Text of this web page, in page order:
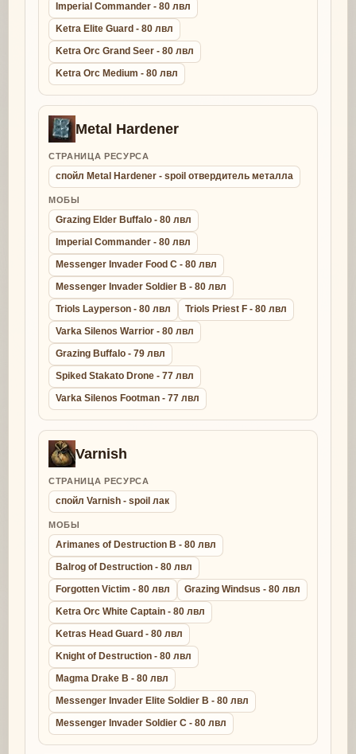
Imperial Commander - 80 лвл
Ketra Elite Guard - 80 лвл
Ketra Orc Grand Seer - 80 лвл
Ketra Orc Medium - 80 лвл
Metal Hardener
СТРАНИЦА РЕСУРСА
спойл Metal Hardener - spoil отвердитель металла
МОБЫ
Grazing Elder Buffalo - 80 лвл
Imperial Commander - 80 лвл
Messenger Invader Food C - 80 лвл
Messenger Invader Soldier B - 80 лвл
Triols Layperson - 80 лвл
Triols Priest F - 80 лвл
Varka Silenos Warrior - 80 лвл
Grazing Buffalo - 79 лвл
Spiked Stakato Drone - 77 лвл
Varka Silenos Footman - 77 лвл
Varnish
СТРАНИЦА РЕСУРСА
спойл Varnish - spoil лак
МОБЫ
Arimanes of Destruction B - 80 лвл
Balrog of Destruction - 80 лвл
Forgotten Victim - 80 лвл
Grazing Windsus - 80 лвл
Ketra Orc White Captain - 80 лвл
Ketras Head Guard - 80 лвл
Knight of Destruction - 80 лвл
Magma Drake B - 80 лвл
Messenger Invader Elite Soldier B - 80 лвл
Messenger Invader Soldier C - 80 лвл